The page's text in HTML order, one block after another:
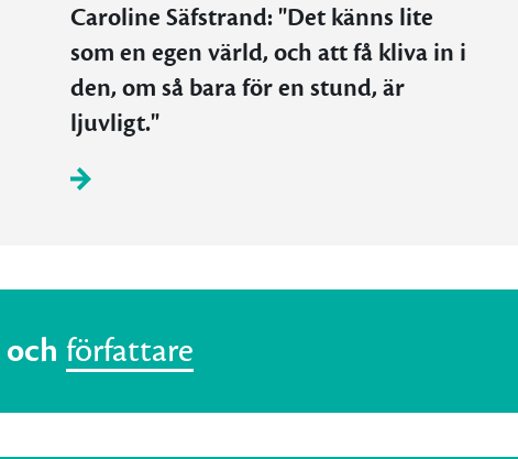
Caroline Säfstrand: "Det känns lite
som en egen värld, och att få kliva in i
den, om så bara för en stund, är
ljuvligt."
och författare